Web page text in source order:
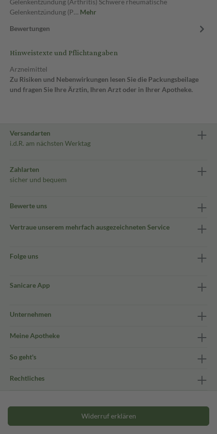
Gelenkentzündung (Arthritis) Schwere rheumatische
Gelenkentzündung (P… Mehr
Bewertungen
Hinweistexte und Pflichtangaben
Arzneimittel
Zu Risiken und Nebenwirkungen lesen Sie die Packungsbeilage
und fragen Sie Ihre Ärztin, Ihren Arzt oder in Ihrer Apotheke.
Versandarten
i.d.R. am nächsten Werktag
Zahlarten
sicher und bequem
Bewerte uns
Vertraue unserem mehrfach ausgezeichneten Service
Folge uns
Sanicare App
Unternehmen
Meine Apotheke
So geht's
Rechtliches
Widerruf erklären